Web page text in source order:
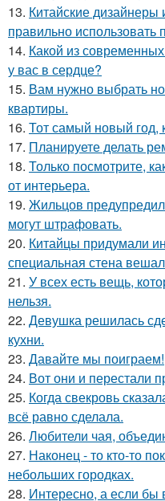
13. Китайские дизайнеры
правильно использовать
14. Какой из
у вас в сердце?
15. Вам нужно выбрать
квартиры.
16. Тот самый новый год,
17. Планируете делать
18. Только посмотрите,
от интерьера.
19. Жильцов
могут штрафовать.
20. Китайцы придумали
специальная стена
21. У всех есть вещь,
нельзя.
22. Девушка решилась
кухни.
23. Давайте мы поиграем!
24. Вот они и перестали
25. Когда свекровь
всё равно сделала.
26. Любители чая,
27. Наконец - то кто-то
небольших городках.
28. Интересно, а если бы